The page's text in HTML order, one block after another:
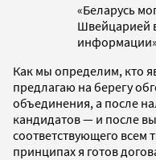
«Беларусь
Швейцарией
информации»
Как мы определим, кто
предлагаю на берегу
объединения, а после
кандидатов — и после
соответствующего всем
принципах я готов